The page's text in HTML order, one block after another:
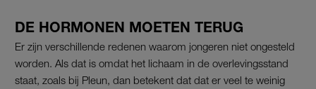
DE HORMONEN MOETEN TERUG
Er zijn verschillende redenen waarom jongeren niet ongesteld
worden. Als dat is omdat het lichaam in de overlevingsstand
staat, zoals bij Pleun, dan betekent dat dat er veel te weinig